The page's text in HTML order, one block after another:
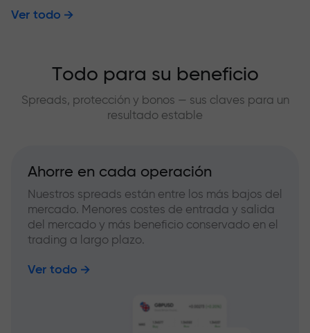
Ver todo
Todo para su beneficio
Spreads, protección y bonos — sus claves para un
resultado estable
Ahorre en cada operación
Nuestros spreads están entre los más bajos del
mercado. Menores costes de entrada y salida
del mercado y más beneficio conservado en el
trading a largo plazo.
Ver todo